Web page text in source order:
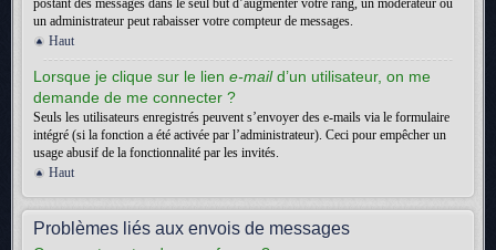
postant des messages dans le seul but d’augmenter votre rang, un modérateur ou
un administrateur peut rabaisser votre compteur de messages.
Haut
Lorsque je clique sur le lien e-maild’un utilisateur, on me
demande de me connecter ?
Seuls les utilisateurs enregistrés peuvent s’envoyer des e-mails via le formulaire
intégré (si la fonction a été activée par l’administrateur). Ceci pour empêcher un
usage abusif de la fonctionnalité par les invités.
Haut
Problèmes liés aux envois de messages